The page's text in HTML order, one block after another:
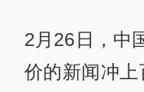
2月26日，中
价的新闻冲